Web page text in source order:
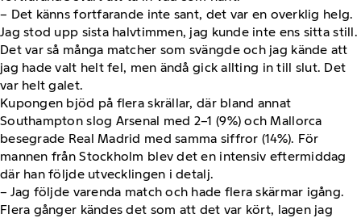
– Det känns fortfarande inte sant, det var en overklig helg.
Jag stod upp sista halvtimmen, jag kunde inte ens sitta still.
Det var så många matcher som svängde och jag kände att
jag hade valt helt fel, men ändå gick allting in till slut. Det
var helt galet.
Kupongen bjöd på flera skrällar, där bland annat
Southampton slog Arsenal med 2–1 (9%) och Mallorca
besegrade Real Madrid med samma siffror (14%). För
mannen från Stockholm blev det en intensiv eftermiddag
där han följde utvecklingen i detalj.
– Jag följde varenda match och hade flera skärmar igång.
Flera gånger kändes det som att det var kört, lagen jag